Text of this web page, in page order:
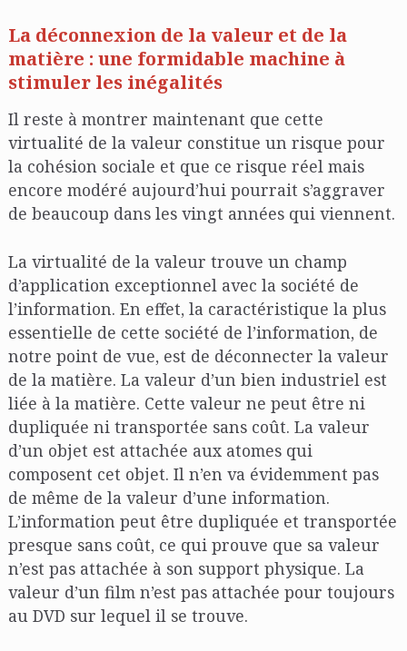
La déconnexion de la valeur et de la
matière : une formidable machine à
stimuler les inégalités
Il reste à montrer maintenant que cette
virtualité de la valeur constitue un risque pour
la cohésion sociale et que ce risque réel mais
encore modéré aujourd’hui pourrait s’aggraver
de beaucoup dans les vingt années qui viennent.
La virtualité de la valeur trouve un champ
d’application exceptionnel avec la société de
l’information. En effet, la caractéristique la plus
essentielle de cette société de l’information, de
notre point de vue, est de déconnecter la valeur
de la matière. La valeur d’un bien industriel est
liée à la matière. Cette valeur ne peut être ni
dupliquée ni transportée sans coût. La valeur
d’un objet est attachée aux atomes qui
composent cet objet. Il n’en va évidemment pas
de même de la valeur d’une information.
L’information peut être dupliquée et transportée
presque sans coût, ce qui prouve que sa valeur
n’est pas attachée à son support physique. La
valeur d’un film n’est pas attachée pour toujours
au DVD sur lequel il se trouve.